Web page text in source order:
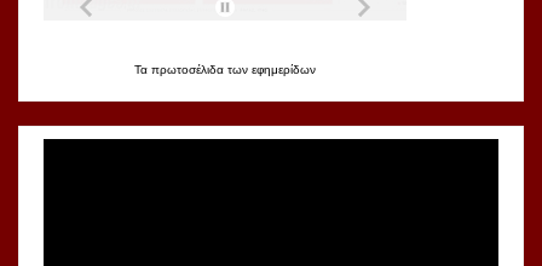
Τα πρωτοσέλιδα των εφημερίδων